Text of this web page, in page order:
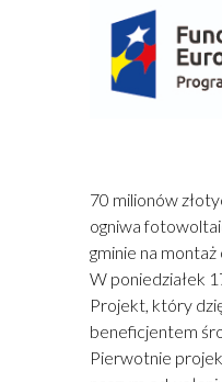
70 milionów
ogniwa
gminie na
W poniedziałek
Projekt, który
beneficjentem
Pierwotnie